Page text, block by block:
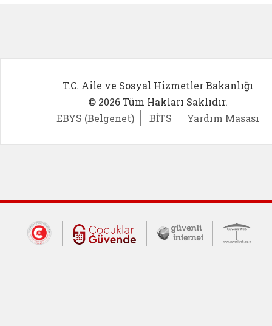
T.C. Aile ve Sosyal Hizmetler Bakanlığı
© 2026 Tüm Hakları Saklıdır.
EBYS (Belgenet)
BİTS Yardım Masası
Dış Bağlantılar
Cumhurbaşkanlığı İletişim Merkezi
Çocuklar Güvende (yeni
Güvenli